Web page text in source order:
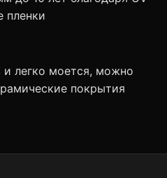
пленки
и легко моется, можно
покрытия